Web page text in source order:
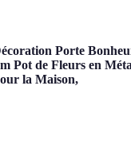
Porte
Pot de Fleurs en
la Maison,